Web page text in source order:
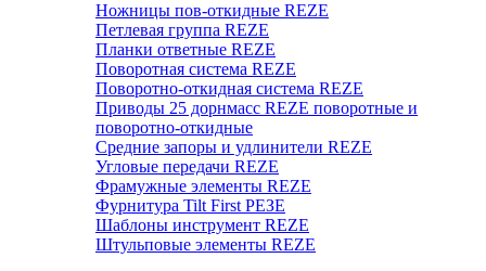
Ножницы пов-откидные REZE
Петлевая группа REZE
Планки ответные REZE
Поворотная система REZE
Поворотно-откидная система REZE
Приводы 25 дорнмасс REZE поворотные и
поворотно-откидные
Средние запоры и удлинители REZE
Угловые передачи REZE
Фрамужные элементы REZE
Фурнитура Tilt First РЕЗЕ
Шаблоны инструмент REZE
Штульповые элементы REZE